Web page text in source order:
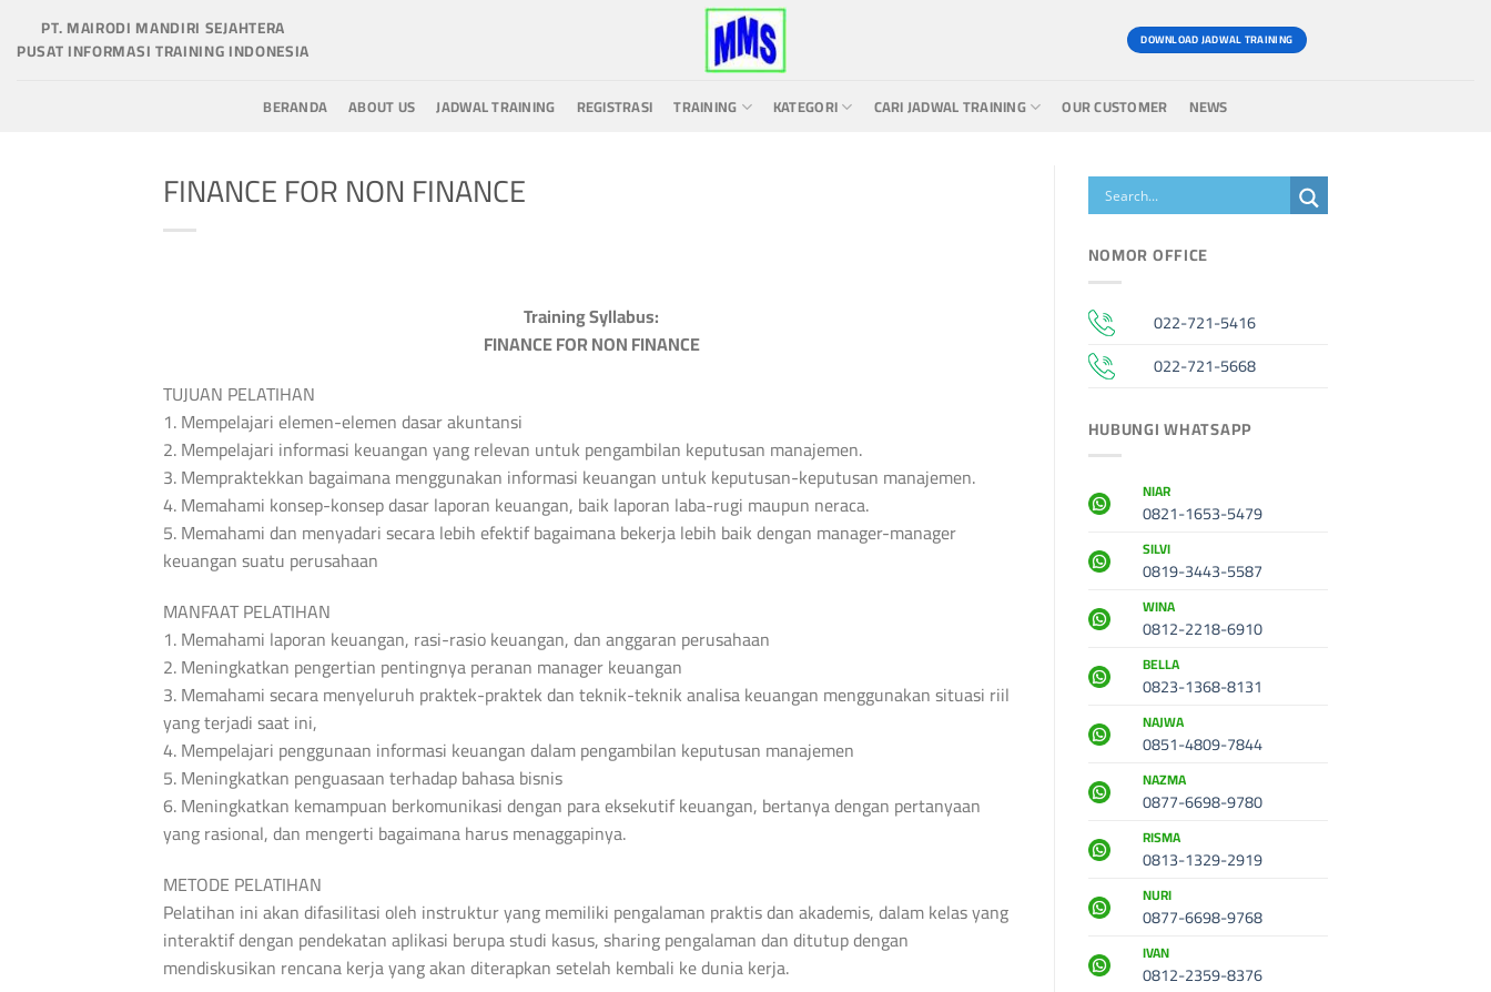
PT. MAIRODI MANDIRI SEJAHTERA
PUSAT INFORMASI TRAINING INDONESIA
DOWNLOAD JADWAL TRAINING
BERANDA ABOUT US JADWAL TRAINING REGISTRASI TRAINING KATEGORI CARI JADWAL TRAINING OUR CUSTOMER NEWS
FINANCE FOR NON FINANCE
Training Syllabus:
FINANCE FOR NON FINANCE
TUJUAN PELATIHAN
1. Mempelajari elemen-elemen dasar akuntansi
2. Mempelajari informasi keuangan yang relevan untuk pengambilan keputusan manajemen.
3. Mempraktekkan bagaimana menggunakan informasi keuangan untuk keputusan-keputusan manajemen.
4. Memahami konsep-konsep dasar laporan keuangan, baik laporan laba-rugi maupun neraca.
5. Memahami dan menyadari secara lebih efektif bagaimana bekerja lebih baik dengan manager-manager
keuangan suatu perusahaan
MANFAAT PELATIHAN
1. Memahami laporan keuangan, rasi-rasio keuangan, dan anggaran perusahaan
2. Meningkatkan pengertian pentingnya peranan manager keuangan
3. Memahami secara menyeluruh praktek-praktek dan teknik-teknik analisa keuangan menggunakan situasi riil
yang terjadi saat ini,
4. Mempelajari penggunaan informasi keuangan dalam pengambilan keputusan manajemen
5. Meningkatkan penguasaan terhadap bahasa bisnis
6. Meningkatkan kemampuan berkomunikasi dengan para eksekutif keuangan, bertanya dengan pertanyaan
yang rasional, dan mengerti bagaimana harus menaggapinya.
METODE PELATIHAN
Pelatihan ini akan difasilitasi oleh instruktur yang memiliki pengalaman praktis dan akademis, dalam kelas yang
interaktif dengan pendekatan aplikasi berupa studi kasus, sharing pengalaman dan ditutup dengan
mendiskusikan rencana kerja yang akan diterapkan setelah kembali ke dunia kerja.
NOMOR OFFICE
022-721-5416
022-721-5668
HUBUNGI WHATSAPP
NIAR
0821-1653-5479
SILVI
0819-3443-5587
WINA
0812-2218-6910
BELLA
0823-1368-8131
NAJWA
0851-4809-7844
NAZMA
0877-6698-9780
RISMA
0813-1329-2919
NURI
0877-6698-9768
IVAN
0812-2359-8376